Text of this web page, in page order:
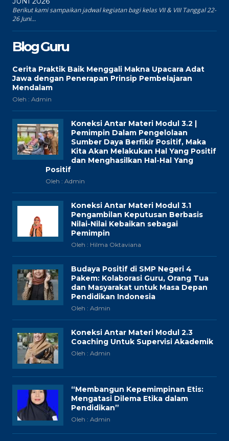
Berikut kami sampaikan jadwal kegiatan bagi kelas VII & VIII Tanggal 22-
26 Juni...
Blog Guru
Cerita Praktik Baik Menggali Makna Upacara Adat
Jawa dengan Penerapan Prinsip Pembelajaran
Mendalam
Oleh : Admin
Koneksi Antar Materi Modul 3.2 |
Pemimpin Dalam Pengelolaan
Sumber Daya Berfikir Positif, Maka
Kita Akan Melakukan Hal Yang Positif
dan Menghasilkan Hal-Hal Yang
Positif
Oleh : Admin
Koneksi Antar Materi Modul 3.1
Pengambilan Keputusan Berbasis
Nilai-Nilai Kebaikan sebagai
Pemimpin
Oleh : Hilma Oktaviana
Budaya Positif di SMP Negeri 4
Pakem: Kolaborasi Guru, Orang Tua
dan Masyarakat untuk Masa Depan
Pendidikan Indonesia
Oleh : Admin
Koneksi Antar Materi Modul 2.3
Coaching Untuk Supervisi Akademik
Oleh : Admin
“Membangun Kepemimpinan Etis:
Mengatasi Dilema Etika dalam
Pendidikan”
Oleh : Admin